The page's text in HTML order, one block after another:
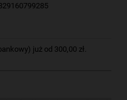
już od 300,00 zł.